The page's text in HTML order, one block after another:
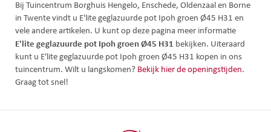
Bij Tuincentrum Borghuis Hengelo, Enschede, Oldenzaal en Borne
in Twente vindt u E'lite geglazuurde pot Ipoh groen Ø45 H31 en
vele andere artikelen. U kunt op deze pagina meer informatie
E'lite geglazuurde pot Ipoh groen Ø45 H31 bekijken. Uiteraard
kunt u E'lite geglazuurde pot Ipoh groen Ø45 H31 kopen in ons
tuincentrum. Wilt u langskomen? Bekijk hier de openingstijden.
Graag tot snel!